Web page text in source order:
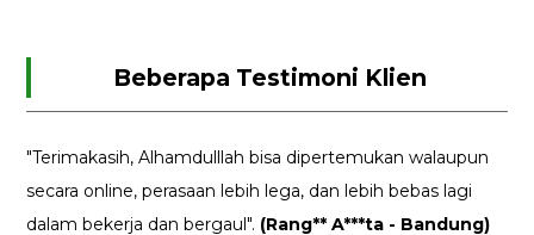
Beberapa Testimoni Klien
"Terimakasih, Alhamdulllah bisa dipertemukan walaupun
secara online, perasaan lebih lega, dan lebih bebas lagi
dalam bekerja dan bergaul". (Rang** A***ta - Bandung)